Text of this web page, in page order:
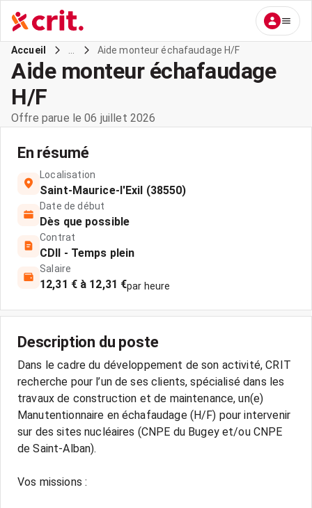
Accueil Aide monteur échafaudage H/F
Aide monteur échafaudage
H/F
Offre parue le 06 juillet 2026
En résumé
Localisation
Saint-Maurice-l'Exil (38550)
Date de début
Dès que possible
Contrat
CDII - Temps plein
Salaire
12,31 € à 12,31 €par heure
Description du poste
Dans le cadre du développement de son activité, CRIT
recherche pour l’un de ses clients, spécialisé dans les
travaux de construction et de maintenance, un(e)
Manutentionnaire en échafaudage (H/F) pour intervenir
sur des sites nucléaires (CNPE du Bugey et/ou CNPE
de Saint-Alban).
Vos missions :